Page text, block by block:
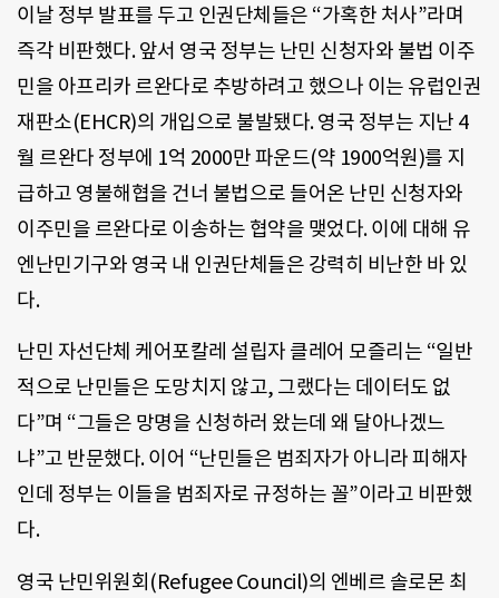
이날 정부 발표를 두고 인권단체들은 “가혹한 처사”라며
즉각 비판했다. 앞서 영국 정부는 난민 신청자와 불법 이주
민을 아프리카 르완다로 추방하려고 했으나 이는 유럽인권
재판소(EHCR)의 개입으로 불발됐다. 영국 정부는 지난 4
월 르완다 정부에 1억 2000만 파운드(약 1900억원)를 지
급하고 영불해협을 건너 불법으로 들어온 난민 신청자와
이주민을 르완다로 이송하는 협약을 맺었다. 이에 대해 유
엔난민기구와 영국 내 인권단체들은 강력히 비난한 바 있
다.
난민 자선단체 케어포칼레 설립자 클레어 모즐리는 “일반
적으로 난민들은 도망치지 않고, 그랬다는 데이터도 없
다”며 “그들은 망명을 신청하러 왔는데 왜 달아나겠느
냐”고 반문했다. 이어 “난민들은 범죄자가 아니라 피해자
인데 정부는 이들을 범죄자로 규정하는 꼴”이라고 비판했
다.
영국 난민위원회(Refugee Council)의 엔베르 솔로몬 최